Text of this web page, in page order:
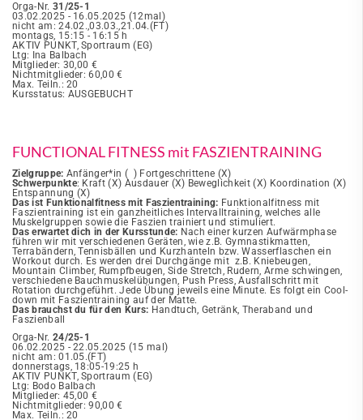
Orga-Nr. 31/25-1
03.02.2025 - 16.05.2025 (12mal)
nicht am: 24.02.,03.03.,21.04.(FT)
montags, 15:15 - 16:15 h
AKTIV PUNKT, Sportraum (EG)
Ltg: Ina Balbach
Mitglieder: 30,00 €
Nichtmitglieder: 60,00 €
Max. Teiln.: 20
Kursstatus: AUSGEBUCHT
FUNCTIONAL FITNESS mit FASZIENTRAINING
Zielgruppe: Anfänger*in ( ) Fortgeschrittene (X)
Schwerpunkte: Kraft (X) Ausdauer (X) Beweglichkeit (X) Koordination (X)
Entspannung (X)
Das ist Funktionalfitness mit Faszientraining: Funktionalfitness mit
Faszientraining ist ein ganzheitliches Intervalltraining, welches alle
Muskelgruppen sowie die Faszien trainiert und stimuliert.
Das erwartet dich in der Kursstunde: Nach einer kurzen Aufwärmphase
führen wir mit verschiedenen Geräten, wie z.B. Gymnastikmatten,
Terrabändern, Tennisbällen und Kurzhanteln bzw. Wasserflaschen ein
Workout durch. Es werden drei Durchgänge mit z.B. Kniebeugen,
Mountain Climber, Rumpfbeugen, Side Stretch, Rudern, Arme schwingen,
verschiedene Bauchmuskelübungen, Push Press, Ausfallschritt mit
Rotation durchgeführt. Jede Übung jeweils eine Minute. Es folgt ein Cool-
down mit Faszientraining auf der Matte.
Das brauchst du für den Kurs: Handtuch, Getränk, Theraband und
Faszienball
Orga-Nr. 24/25-1
06.02.2025 - 22.05.2025 (15 mal)
nicht am: 01.05.(FT)
donnerstags, 18:05-19:25 h
AKTIV PUNKT, Sportraum (EG)
Ltg: Bodo Balbach
Mitglieder: 45,00 €
Nichtmitglieder: 90,00 €
Max. Teiln.: 20